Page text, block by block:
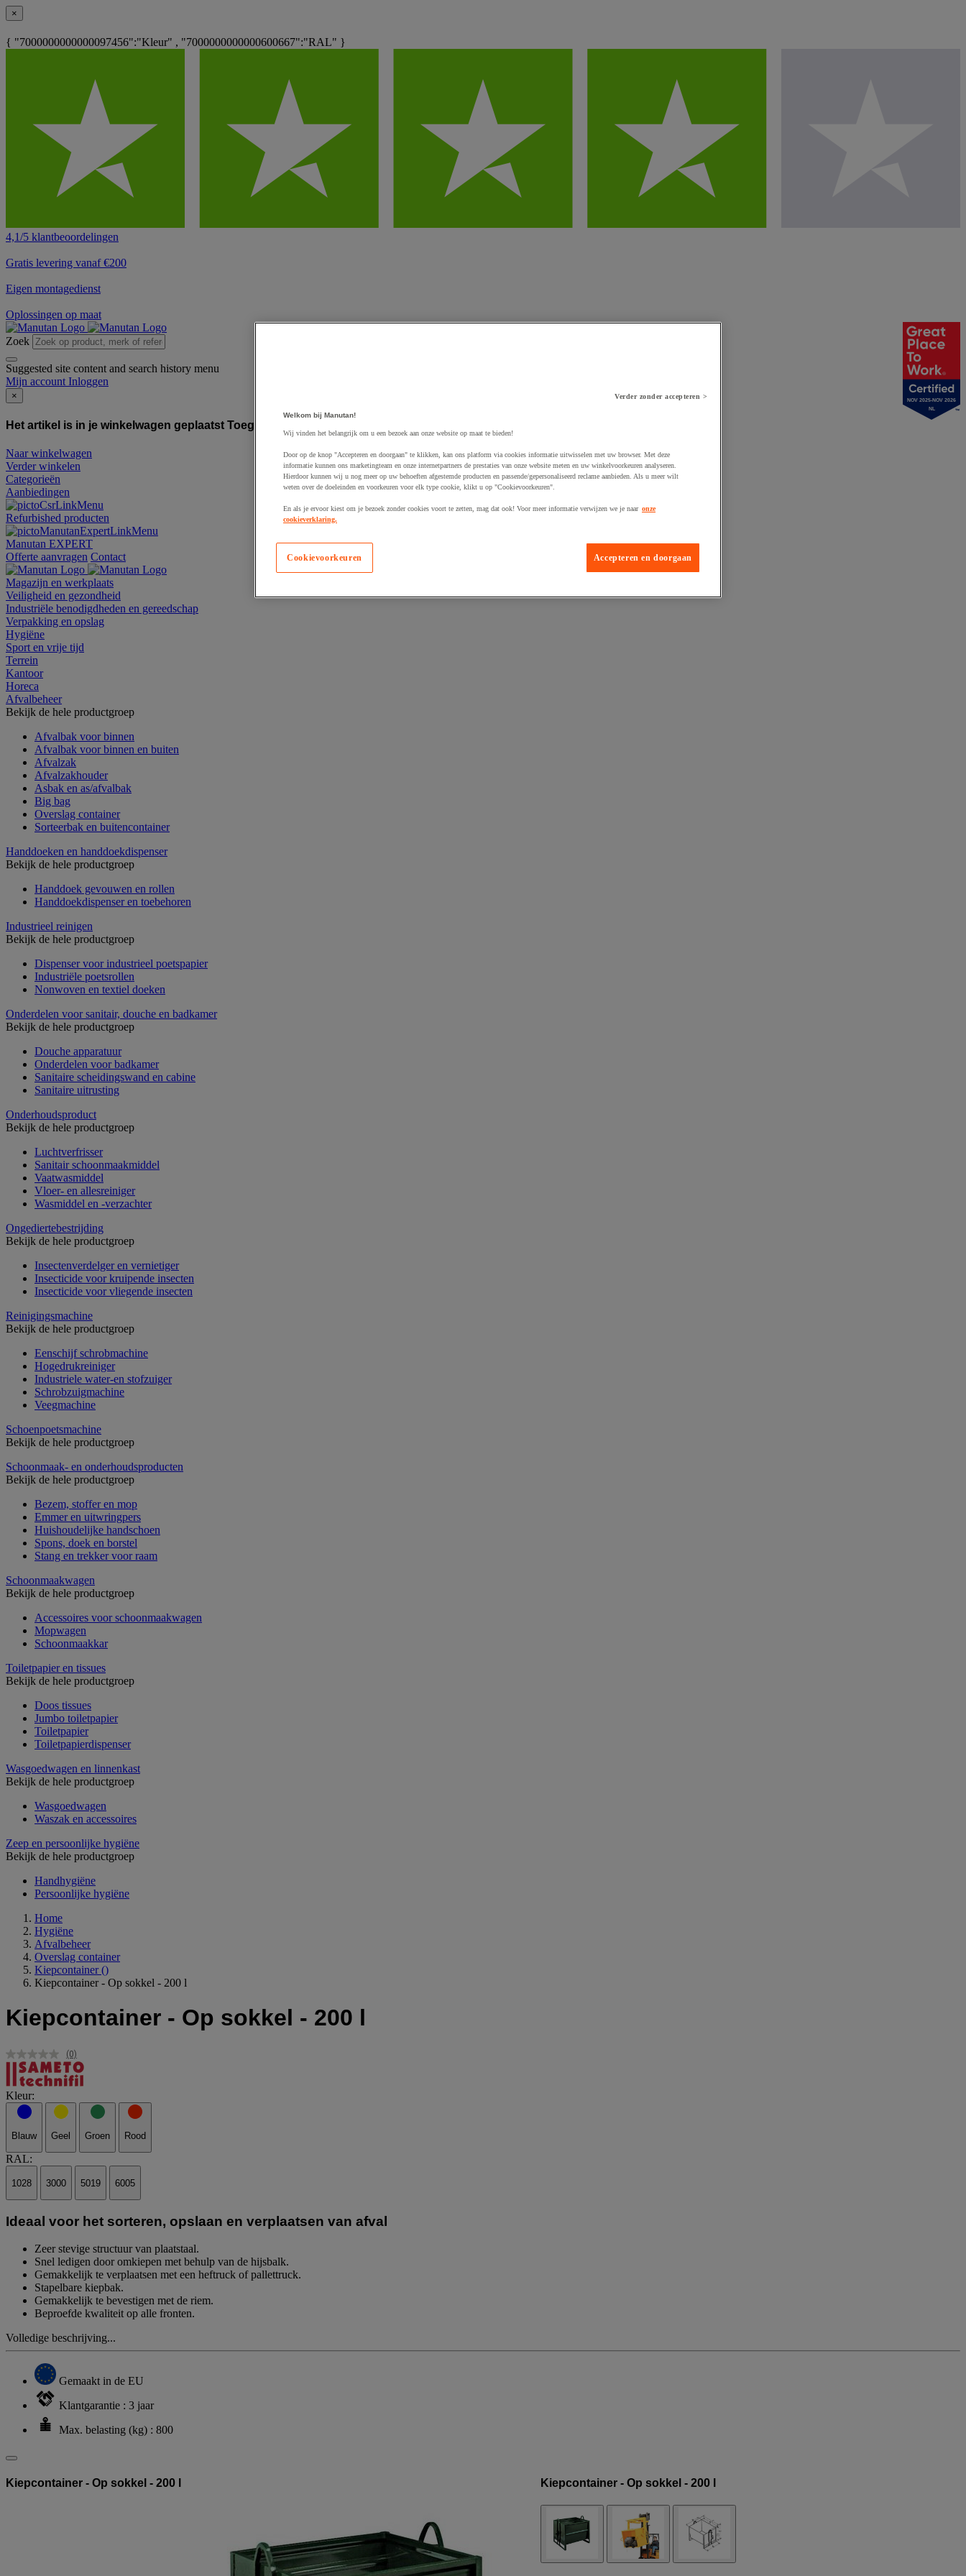
×
{ "7000000000000097456":"Kleur" , "7000000000000600667":"RAL" }
4,1/5 klantbeoordelingen
Gratis levering vanaf €200
Eigen montagedienst
Oplossingen op maat
Zoek
Suggested site content and search history menu
Mijn account Inloggen
×
Het artikel is in je winkelwagen geplaatst Toegevoegd aan winkelwagen
Naar winkelwagen
Verder winkelen
Categorieën
Aanbiedingen
Refurbished producten
Manutan EXPERT
Offerte aanvragen Contact
Magazijn en werkplaats
Veiligheid en gezondheid
Industriële benodigdheden en gereedschap
Verpakking en opslag
Hygiëne
Sport en vrije tijd
Terrein
Kantoor
Horeca
Afvalbeheer
Bekijk de hele productgroep
Afvalbak voor binnen
Afvalbak voor binnen en buiten
Afvalzak
Afvalzakhouder
Asbak en as/afvalbak
Big bag
Overslag container
Sorteerbak en buitencontainer
Handdoeken en handdoekdispenser
Bekijk de hele productgroep
Handdoek gevouwen en rollen
Handdoekdispenser en toebehoren
Industrieel reinigen
Bekijk de hele productgroep
Dispenser voor industrieel poetspapier
Industriële poetsrollen
Nonwoven en textiel doeken
Onderdelen voor sanitair, douche en badkamer
Bekijk de hele productgroep
Douche apparatuur
Onderdelen voor badkamer
Sanitaire scheidingswand en cabine
Sanitaire uitrusting
Onderhoudsproduct
Bekijk de hele productgroep
Luchtverfrisser
Sanitair schoonmaakmiddel
Vaatwasmiddel
Vloer- en allesreiniger
Wasmiddel en -verzachter
Ongediertebestrijding
Bekijk de hele productgroep
Insectenverdelger en vernietiger
Insecticide voor kruipende insecten
Insecticide voor vliegende insecten
Reinigingsmachine
Bekijk de hele productgroep
Eenschijf schrobmachine
Hogedrukreiniger
Industriele water-en stofzuiger
Schrobzuigmachine
Veegmachine
Schoenpoetsmachine
Bekijk de hele productgroep
Schoonmaak- en onderhoudsproducten
Bekijk de hele productgroep
Bezem, stoffer en mop
Emmer en uitwringpers
Huishoudelijke handschoen
Spons, doek en borstel
Stang en trekker voor raam
Schoonmaakwagen
Bekijk de hele productgroep
Accessoires voor schoonmaakwagen
Mopwagen
Schoonmaakkar
Toiletpapier en tissues
Bekijk de hele productgroep
Doos tissues
Jumbo toiletpapier
Toiletpapier
Toiletpapierdispenser
Wasgoedwagen en linnenkast
Bekijk de hele productgroep
Wasgoedwagen
Waszak en accessoires
Zeep en persoonlijke hygiëne
Bekijk de hele productgroep
Handhygiëne
Persoonlijke hygiëne
Home
Hygiëne
Afvalbeheer
Overslag container
Kiepcontainer ()
Kiepcontainer - Op sokkel - 200 l
Kiepcontainer - Op sokkel - 200 l
Geen
scorewaarde.
Dezelfde
(0)
Kleur:
Blauw Geel Groen Rood
RAL:
1028 3000 5019 6005
Ideaal voor het sorteren, opslaan en verplaatsen van afval
Zeer stevige structuur van plaatstaal.
Snel ledigen door omkiepen met behulp van de hijsbalk.
Gemakkelijk te verplaatsen met een heftruck of pallettruck.
Stapelbare kiepbak.
Gemakkelijk te bevestigen met de riem.
Beproefde kwaliteit op alle fronten.
Volledige beschrijving...
Gemaakt in de EU
Klantgarantie : 3 jaar
Max. belasting (kg) : 800
Kiepcontainer - Op sokkel - 200 l Kiepcontainer - Op sokkel - 200 l
NOV 2025-NOV 2026
NL
Verder zonder accepteren >
Welkom bij Manutan!
Wij vinden het belangrijk om u een bezoek aan onze website op maat te bieden!
Door op de knop "Accepteren en doorgaan" te klikken, kan ons platform via cookies informatie uitwisselen met uw browser. Met deze
informatie kunnen ons marketingteam en onze internetpartners de prestaties van onze website meten en uw winkelvoorkeuren analyseren.
Hierdoor kunnen wij u nog meer op uw behoeften afgestemde producten en passende/gepersonaliseerd reclame aanbieden. Als u meer wilt
weten over de doeleinden en voorkeuren voor elk type cookie, klikt u op "Cookievoorkeuren".
En als je ervoor kiest om je bezoek zonder cookies voort te zetten, mag dat ook! Voor meer informatie verwijzen we je naar onze
cookieverklaring.
Accepteren en doorgaan
Cookievoorkeuren